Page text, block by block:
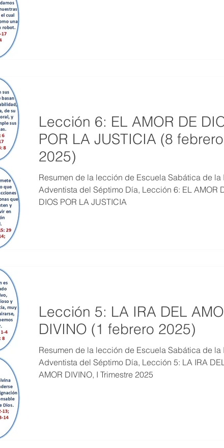
Lección 6: EL AMOR DE
POR LA JUSTICIA (8 febrero
2025)
Resumen de la lección de Escuela Sabática de la
Adventista del Séptimo Día, Lección 6: EL AMOR
DIOS POR LA JUSTICIA
Lección 5: LA IRA DEL
DIVINO (1 febrero 2025)
Resumen de la lección de Escuela Sabática de la
Adventista del Séptimo Día, Lección 5: LA IRA
AMOR DIVINO, I Trimestre 2025